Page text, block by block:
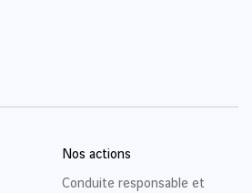
Nos actions
Conduite responsable et